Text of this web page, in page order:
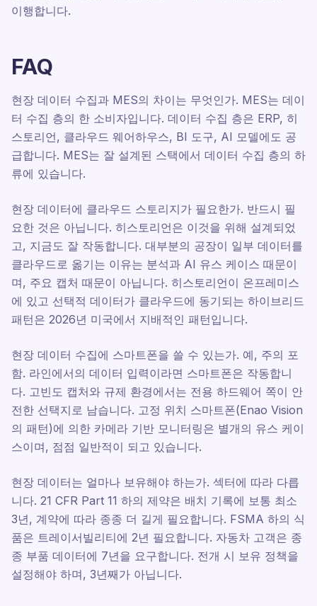
이행합니다.
FAQ
현장 데이터 수집과 MES의 차이는 무엇인가. MES는 데이
터 수집 층의 한 소비자입니다. 데이터 수집 층은 ERP, 히
스토리언, 클라우드 웨어하우스, BI 도구, AI 모델에도 공
급합니다. MES는 잘 설계된 스택에서 데이터 수집 층의 하
류에 있습니다.
현장 데이터에 클라우드 스토리지가 필요한가. 반드시 필
요한 것은 아닙니다. 히스토리언은 이것을 위해 설계되었
고, 지금도 잘 작동합니다. 대부분의 공장이 일부 데이터를
클라우드로 옮기는 이유는 분석과 AI 유스 케이스 때문이
며, 주요 캡처 때문이 아닙니다. 히스토리언이 온프레미스
에 있고 선택적 데이터가 클라우드에 동기되는 하이브리드
패턴은 2026년 미국에서 지배적인 패턴입니다.
현장 데이터 수집에 스마트폰을 쓸 수 있는가. 예, 주의 포
함. 라인에서의 데이터 입력이라면 스마트폰은 작동합니
다. 고빈도 캡처와 규제 환경에서는 전용 하드웨어 쪽이 안
전한 선택지로 남습니다. 고정 위치 스마트폰(Enao Vision
의 패턴)에 의한 카메라 기반 모니터링은 별개의 유스 케이
스이며, 점점 일반적이 되고 있습니다.
현장 데이터는 얼마나 보유해야 하는가. 섹터에 따라 다릅
니다. 21 CFR Part 11 하의 제약은 배치 기록에 보통 최소
3년, 계약에 따라 종종 더 길게 필요합니다. FSMA 하의 식
품은 트레이서빌리티에 2년 필요합니다. 자동차 고객은 종
종 부품 데이터에 7년을 요구합니다. 전개 시 보유 정책을
설정해야 하며, 3년째가 아닙니다.